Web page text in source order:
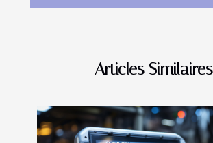
Articles Similaires